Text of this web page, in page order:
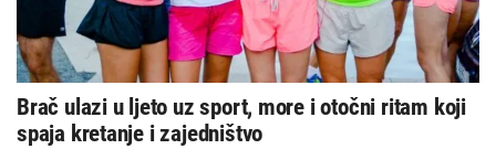
Brač ulazi u ljeto uz sport, more i otočni ritam koji
spaja kretanje i zajedništvo